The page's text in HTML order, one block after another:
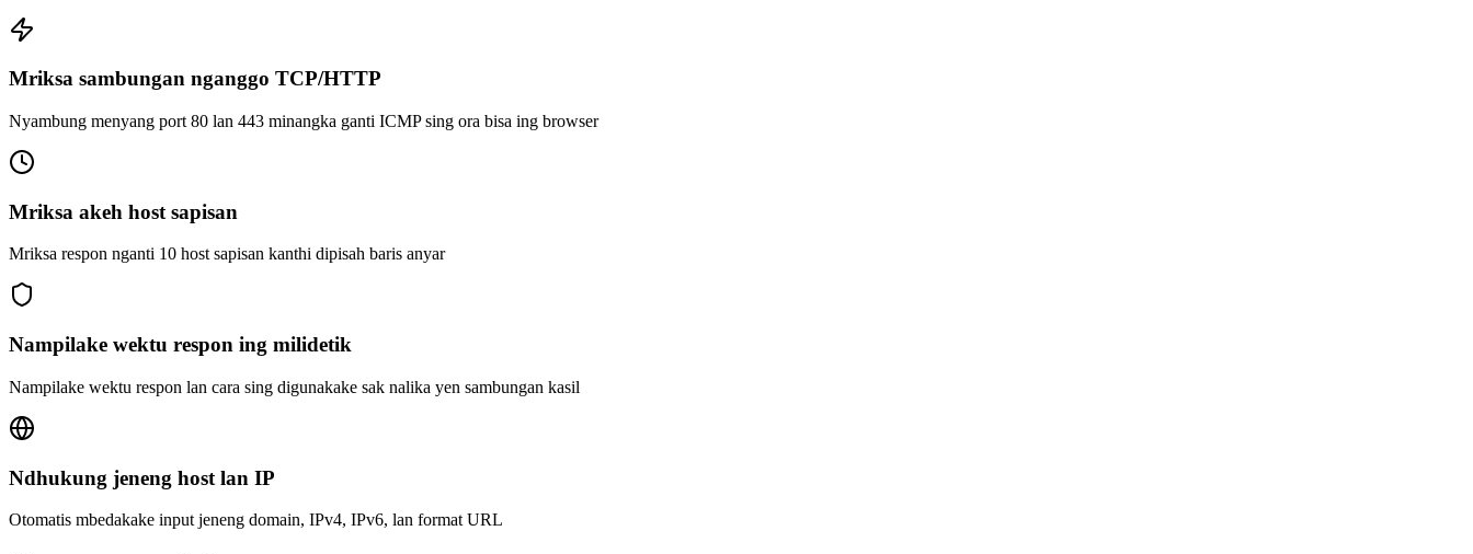
Mriksa sambungan nganggo TCP/HTTP
Nyambung menyang port 80 lan 443 minangka ganti ICMP sing ora bisa ing browser
Mriksa akeh host sapisan
Mriksa respon nganti 10 host sapisan kanthi dipisah baris anyar
Nampilake wektu respon ing milidetik
Nampilake wektu respon lan cara sing digunakake sak nalika yen sambungan kasil
Ndhukung jeneng host lan IP
Otomatis mbedakake input jeneng domain, IPv4, IPv6, lan format URL